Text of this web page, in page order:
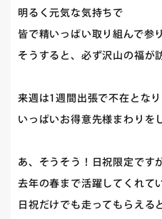
明るく元気な気持ちで
皆で精いっぱい取り組んで参
そうすると、必ず沢山の福が
来週は1週間出張で不在となり
いっぱいお得意先様まわりを
あ、そうそう！日祝限定ですが
去年の春まで活躍してくれて
日祝だけでも走ってもらえる